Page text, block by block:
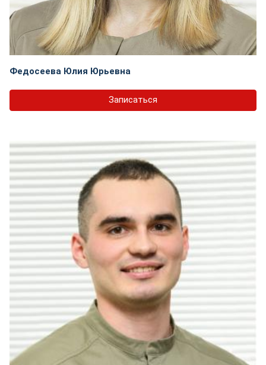
Федосеева Юлия Юрьевна
Записаться